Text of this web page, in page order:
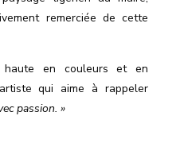
remerciée de cette
haute en couleurs et en
artiste qui aime à rappeler
passion. »